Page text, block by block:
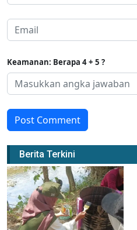
Keamanan: Berapa 4 + 5 ?
Post Comment
Berita Terkini